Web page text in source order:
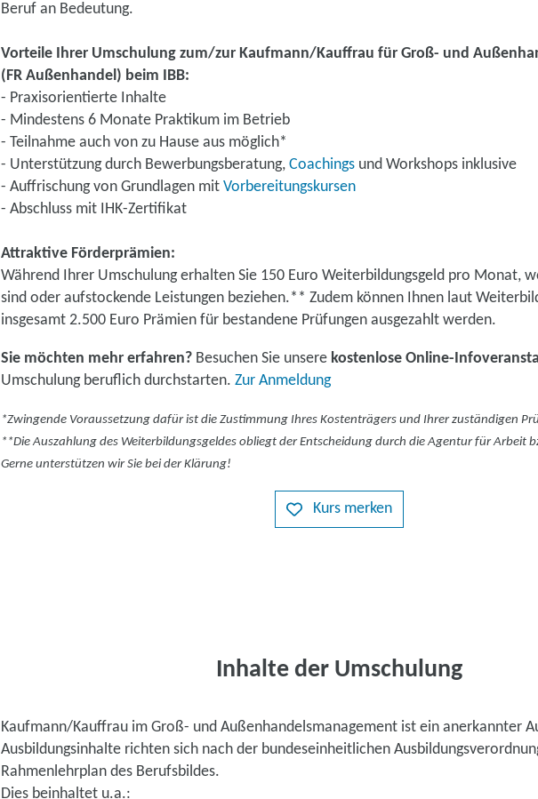
Beruf an Bedeutung.
Vorteile Ihrer Umschulung zum/zur Kaufmann/Kauffrau für Groß- und
(FR Außenhandel) beim IBB:
- Praxisorientierte Inhalte
- Mindestens 6 Monate Praktikum im Betrieb
- Teilnahme auch von zu Hause aus möglich*
- Unterstützung durch Bewerbungsberatung, Coachings und Workshops inklusive
- Auffrischung von Grundlagen mit Vorbereitungskursen
- Abschluss mit IHK-Zertifikat
Attraktive Förderprämien:
Während Ihrer Umschulung erhalten Sie 150 Euro Weiterbildungsgeld pro Monat,
sind oder aufstockende Leistungen beziehen.** Zudem können Ihnen laut
insgesamt 2.500 Euro Prämien für bestandene Prüfungen ausgezahlt werden.
Sie möchten mehr erfahren? Besuchen Sie unsere kostenlose Online-
Umschulung beruflich durchstarten. Zur Anmeldung
*Zwingende Voraussetzung dafür ist die Zustimmung Ihres Kostenträgers und Ihrer zuständigen
**Die Auszahlung des Weiterbildungsgeldes obliegt der Entscheidung durch die Agentur für Arbeit
Gerne unterstützen wir Sie bei der Klärung!
Kurs merken
Inhalte der Umschulung
Kaufmann/Kauffrau im Groß- und Außenhandelsmanagement ist ein anerkannter
Ausbildungsinhalte richten sich nach der bundeseinheitlichen
Rahmenlehrplan des Berufsbildes.
Dies beinhaltet u.a.: